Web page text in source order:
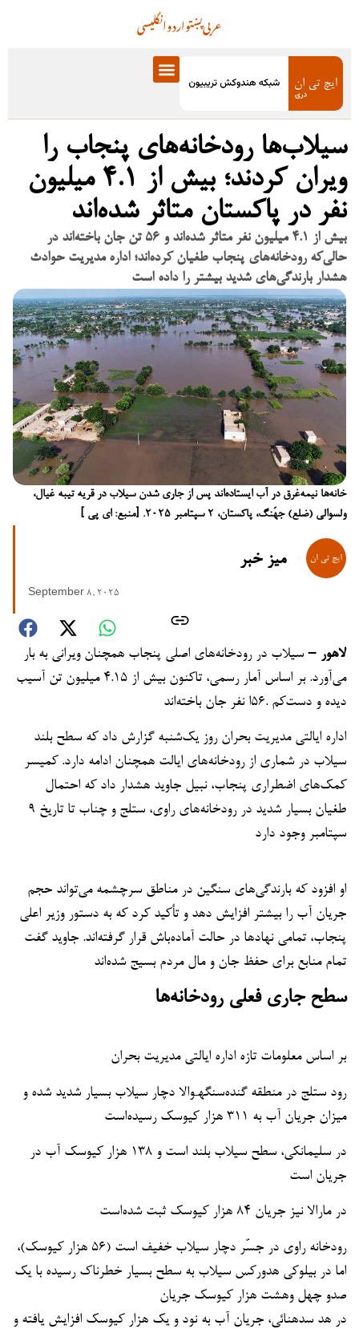
انگلیسیاردوپښتوعربی
سیلاب‌ها رودخانه‌های پنجاب را
ویران کردند؛ بیش از ۴.۱ میلیون
نفر در پاکستان متاثر شده‌اند
بیش از ۴.۱ میلیون نفر متاثر شده‌اند و ۵۶ تن جان باخته‌اند در
حالی‌که رودخانه‌های پنجاب طغیان کرده‌اند؛ اداره مدیریت حوادث
هشدار بارندگی‌های شدید بیشتر را داده است
خانه‌ها نیمه‌غرق در آب ایستاده‌اند پس از جاری شدن سیلاب در قریه تیبه غیال،
ولسوالی (ضلع) جهَنگ، پاکستان، ۲ سپتامبر ۲۰۲۵. [منبع: ای پی ]
میز خبر
September 8, 2025
لاهور – سیلاب در رودخانه‌های اصلی پنجاب همچنان ویرانی به بار
می‌آورد. بر اساس آمار رسمی، تاکنون بیش از ۴.۱۵ میلیون تن آسیب
دیده و دست‌کم .۵۶ا نفر جان باخته‌اند
اداره ایالتی مدیریت بحران روز یک‌شنبه گزارش داد که سطح بلند
سیلاب در شماری از رودخانه‌های ایالت همچنان ادامه دارد. کمیسر
کمک‌های اضطراری پنجاب، نبیل جاوید هشدار داد که احتمال
طغیان بسیار شدید در رودخانه‌های راوی، ستلج و چناب تا تاریخ ۹
سپتامبر وجود دارد
او افزود که بارندگی‌های سنگین در مناطق سرچشمه می‌تواند حجم
جریان آب را بیشتر افزایش دهد و تأکید کرد که به دستور وزیر اعلی
پنجاب، تمامی نهادها در حالت آماده‌باش قرار گرفته‌اند. جاوید گفت
تمام منابع برای حفظ جان و مال مردم بسیج شده‌اند
سطح جاری فعلی رودخانه‌ها
بر اساس معلومات تازه اداره ایالتی مدیریت بحران
رود ستلج در منطقه گنده‌سنگهـ‌والا دچار سیلاب بسیار شدید شده و
میزان جریان آب به ۳۱۱ هزار کیوسک رسیده‌است
در سلیمانکی، سطح سیلاب بلند است و ۱۳۸ هزار کیوسک آب در
جریان است
در مارالا نیز جریان ۸۴ هزار کیوسک ثبت شده‌است
رودخانه راوی در جسّر دچار سیلاب خفیف است (۵۶ هزار کیوسک)،
اما در بیلوکی هدورکس سیلاب به سطح بسیار خطرناک رسیده با یک
صدو چهل وهشت هزار کیوسک جریان
در هد سدهنائی، جریان آب به نود و یک هزار کیوسک افزایش یافته و